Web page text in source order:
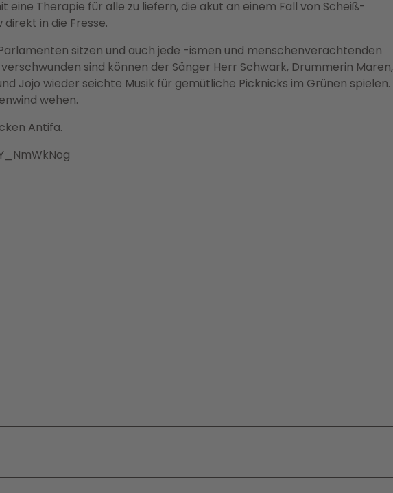
eine Therapie für alle zu liefern, die akut an einem Fall von Scheiß-
in die Fresse.
sitzen und auch jede -ismen und menschenverachtenden
sind können der Sänger Herr Schwark, Drummerin Maren,
Jojo wieder seichte Musik für gemütliche Picknicks im Grünen spielen.
wehen.
Antifa.